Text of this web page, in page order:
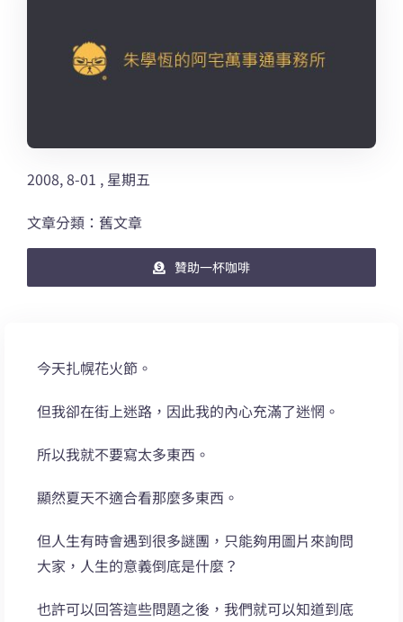
2008, 8-01 , 星期五
文章分類：舊文章
贊助一杯咖啡
今天扎幌花火節。
但我卻在街上迷路，因此我的內心充滿了迷惘。
所以我就不要寫太多東西。
顯然夏天不適合看那麼多東西。
但人生有時會遇到很多謎團，只能夠用圖片來詢問
大家，人生的意義倒底是什麼？
也許可以回答這些問題之後，我們就可以知道到底